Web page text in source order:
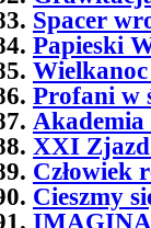
Spacer
Papieski
Profani w
Akademia
XXI Zjazd
Człowiek
Cieszmy